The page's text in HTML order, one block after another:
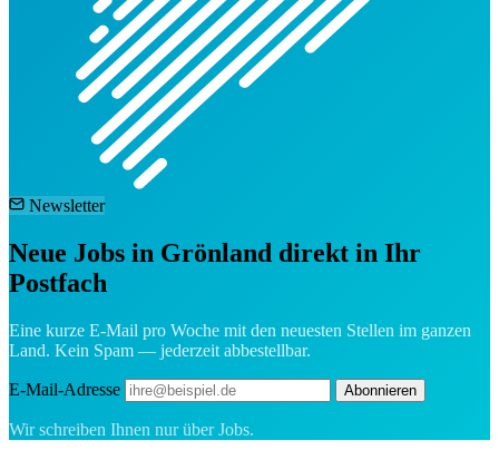
Newsletter
Neue Jobs in Grönland direkt in Ihr
Postfach
Eine kurze E-Mail pro Woche mit den neuesten Stellen im ganzen
Land. Kein Spam — jederzeit abbestellbar.
E-Mail-Adresse Abonnieren
Wir schreiben Ihnen nur über Jobs.